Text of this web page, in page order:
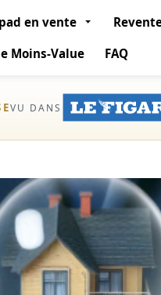
en vente
Moins-Value
FAQ
VU DANS